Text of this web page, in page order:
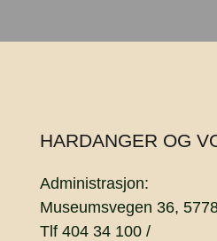
HARDANGER OG
Administrasjon:
Museumsvegen 36,
Tlf 404 34 100 /